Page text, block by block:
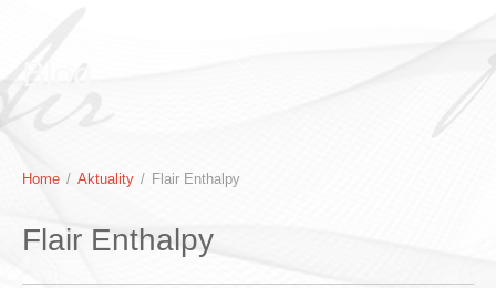
Blog
Home / Aktuality / Flair Enthalpy
Flair Enthalpy